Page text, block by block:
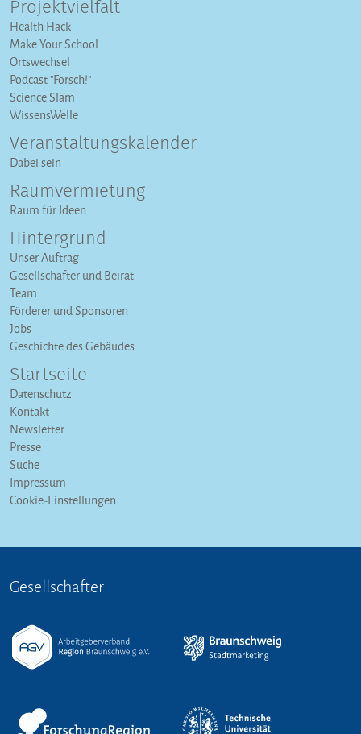
Projektvielfalt
Health Hack
Make Your School
Ortswechsel
Podcast "Forsch!"
Science Slam
WissensWelle
Veranstaltungs­kalender
Dabei sein
Raumvermietung
Raum für Ideen
Hintergrund
Unser Auftrag
Gesellschafter und Beirat
Team
Förderer und Sponsoren
Jobs
Geschichte des Gebäudes
Startseite
Datenschutz
Kontakt
Newsletter
Presse
Suche
Impressum
Cookie-Einstellungen
Gesellschafter